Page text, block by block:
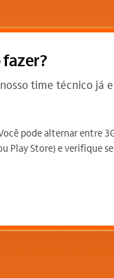
fazer?
time técnico
pode alternar entre
Play Store) e verifique